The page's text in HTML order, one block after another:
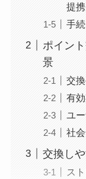
提携
手
ポイン
景
交
有
ユ
社
交換し
ス